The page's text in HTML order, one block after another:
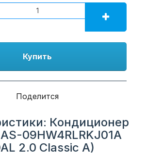
Купить
Поделится
Кондиционер
09HW4RLRKJ01A
2.0 Classic A)